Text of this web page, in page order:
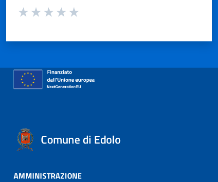
Valuta da 1 a 5 stelle la pagina
Comune di Edolo
AMMINISTRAZIONE